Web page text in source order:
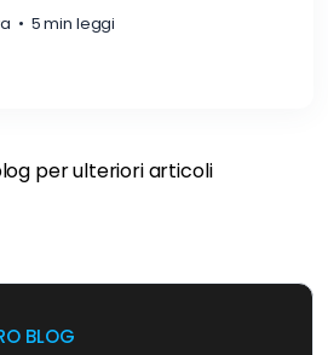
• 5 min leggi
per ulteriori articoli
BLOG